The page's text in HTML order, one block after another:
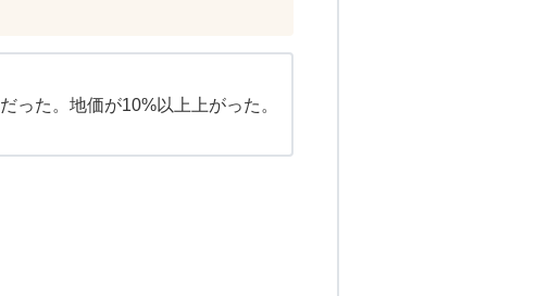
った。地価が10%以上上がった。